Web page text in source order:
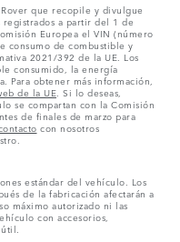
que recopile y divulgue
a partir del 1 de
Europea el VIN (número
consumo de combustible y
2021/392 de la UE. Los
consumido, la energía
Para obtener más información,
de la UE . Si lo deseas,
se compartan con la Comisión
de finales de marzo para
con nosotros
estándar del vehículo. Los
de la fabricación afectarán a
máximo autorizado ni las
con accesorios,